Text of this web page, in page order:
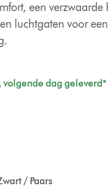
een
luchtgaten voor
volgende dag geleverd*
/ Paars